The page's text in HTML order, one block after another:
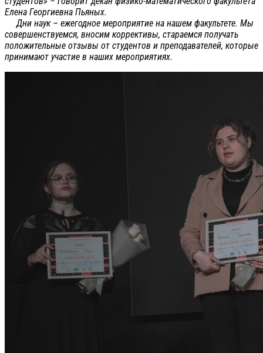
Елена Георгиевна Пьяных.
Дни наук – ежегодное мероприятие на нашем факультете. Мы
совершенствуемся, вносим коррективы, стараемся получать
положительные отзывы от студентов и преподавателей, которые
принимают участие в наших мероприятиях.